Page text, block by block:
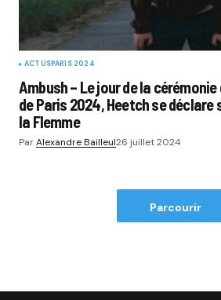
ACTUSPARIS 2024
Ambush – Le jour de la cérémonie
de Paris 2024, Heetch se
la Flemme
ParAlexandre Bailleul26 juillet 2024
Parcourir